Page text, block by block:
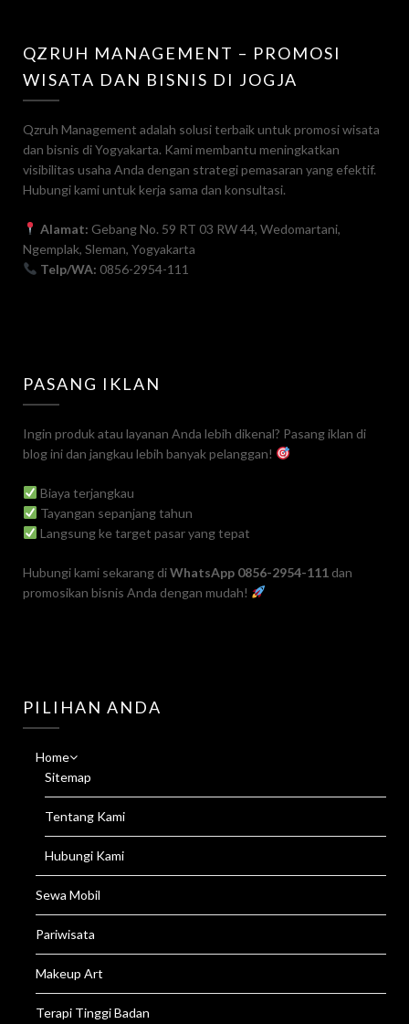
QZRUH MANAGEMENT – PROMOSI
WISATA DAN BISNIS DI JOGJA
Qzruh Management adalah solusi terbaik untuk promosi wisata
dan bisnis di Yogyakarta. Kami membantu meningkatkan
visibilitas usaha Anda dengan strategi pemasaran yang efektif.
Hubungi kami untuk kerja sama dan konsultasi.
Alamat: Gebang No. 59 RT 03 RW 44, Wedomartani,
Ngemplak, Sleman, Yogyakarta
Telp/WA: 0856-2954-111
PASANG IKLAN
Ingin produk atau layanan Anda lebih dikenal? Pasang iklan di
blog ini dan jangkau lebih banyak pelanggan!
Biaya terjangkau
Tayangan sepanjang tahun
Langsung ke target pasar yang tepat
Hubungi kami sekarang diWhatsApp 0856-2954-111 dan
promosikan bisnis Anda dengan mudah!
PILIHAN ANDA
Home
Sitemap
Tentang Kami
Hubungi Kami
Sewa Mobil
Pariwisata
Makeup Art
Terapi Tinggi Badan